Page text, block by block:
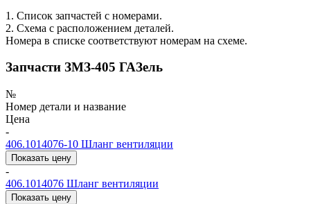
1. Список запчастей с номерами.
2. Схема с расположением деталей.
Номера в списке соответствуют номерам на схеме.
Запчасти ЗМЗ-405 ГАЗель
№
Номер детали и название
Цена
-
406.1014076-10 Шланг вентиляции
Показать цену
-
406.1014076 Шланг вентиляции
Показать цену